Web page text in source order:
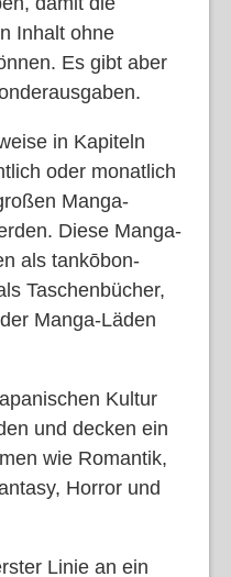
Inhalt ohne
Es gibt aber
in Kapiteln
oder monatlich
Manga-
Diese Manga-
als tankōbon-
Taschenbücher,
Manga-Läden
Kultur
und decken ein
wie Romantik,
Horror und
Linie an ein